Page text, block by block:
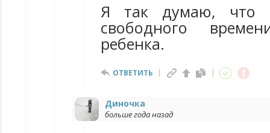
Я так думаю, что
свободного
ребенка.
ОТВЕТИТЬ
Диночка
больше года назад